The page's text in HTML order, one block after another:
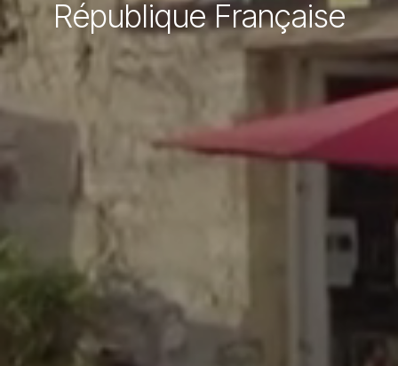
République Française